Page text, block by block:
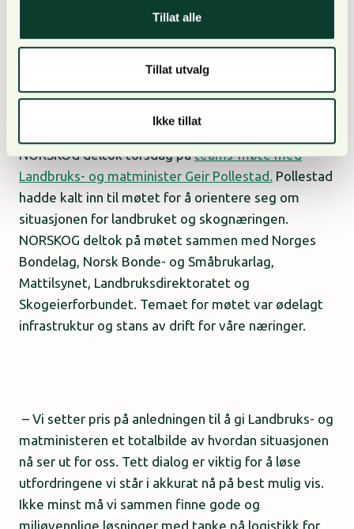
Tillat alle
Tillat utvalg
Ikke tillat
NORSKOG deltok torsdag påteams-møte med
Landbruks- og matminister Geir Pollestad. Pollestad
hadde kalt inn til møtet for å orientere seg om
situasjonen for landbruket og skognæringen.
NORSKOG deltok på møtet sammen med Norges
Bondelag, Norsk Bonde- og Småbrukarlag,
Mattilsynet, Landbruksdirektoratet og
Skogeierforbundet. Temaet for møtet var ødelagt
infrastruktur og stans av drift for våre næringer.
– Vi setter pris på anledningen til å gi Landbruks- og
matministeren et totalbilde av hvordan situasjonen
nå ser ut for oss. Tett dialog er viktig for å løse
utfordringene vi står i akkurat nå på best mulig vis.
Ikke minst må vi sammen finne gode og
miljøvennlige løsninger med tanke på logistikk for